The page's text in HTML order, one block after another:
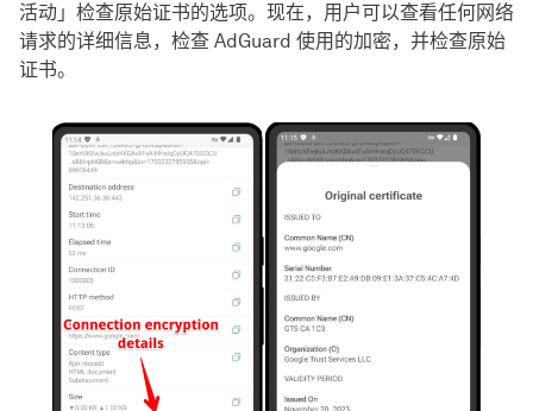
活动」检查原始证书的选项。现在，用户可以查看任何网络
请求的详细信息，检查 AdGuard 使用的加密，并检查原始
证书。